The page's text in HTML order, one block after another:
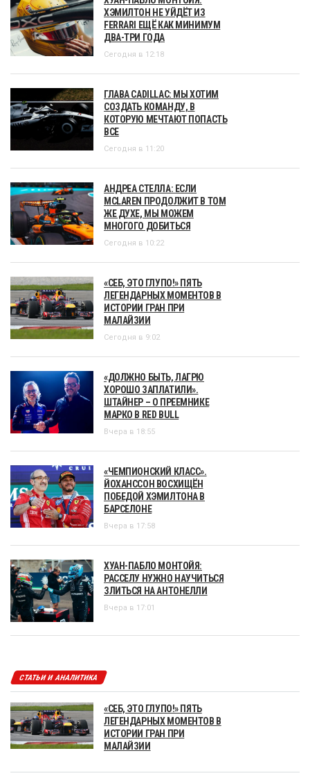
ХЭМИЛТОН НЕ УЙДЁТ ИЗ
FERRARI ЕЩЁ КАК МИНИМУМ
ДВА-ТРИ ГОДА
Сегодня в 12:18
ГЛАВА CADILLAC: МЫ ХОТИМ
СОЗДАТЬ КОМАНДУ, В
КОТОРУЮ МЕЧТАЮТ ПОПАСТЬ
ВСЕ
Сегодня в 11:20
АНДРЕА СТЕЛЛА: ЕСЛИ
MCLAREN ПРОДОЛЖИТ В ТОМ
ЖЕ ДУХЕ, МЫ МОЖЕМ
МНОГОГО ДОБИТЬСЯ
Сегодня в 10:22
«СЕБ, ЭТО ГЛУПО!» ПЯТЬ
ЛЕГЕНДАРНЫХ МОМЕНТОВ В
ИСТОРИИ ГРАН ПРИ
МАЛАЙЗИИ
Сегодня в 9:02
«ДОЛЖНО БЫТЬ, ЛАГРЮ
ХОРОШО ЗАПЛАТИЛИ».
ШТАЙНЕР – О ПРЕЕМНИКЕ
МАРКО В RED BULL
Вчера в 18:55
«ЧЕМПИОНСКИЙ КЛАСС».
ЙОХАНССОН ВОСХИЩЁН
ПОБЕДОЙ ХЭМИЛТОНА В
БАРСЕЛОНЕ
Вчера в 17:58
ХУАН-ПАБЛО МОНТОЙЯ:
РАССЕЛУ НУЖНО НАУЧИТЬСЯ
ЗЛИТЬСЯ НА АНТОНЕЛЛИ
Вчера в 17:01
СТАТЬИ И АНАЛИТИКА
«СЕБ, ЭТО ГЛУПО!» ПЯТЬ
ЛЕГЕНДАРНЫХ МОМЕНТОВ В
ИСТОРИИ ГРАН ПРИ
МАЛАЙЗИИ